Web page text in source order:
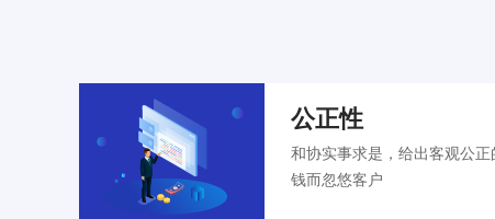
公正性
和协实事求是，给出客观公
钱而忽悠客户